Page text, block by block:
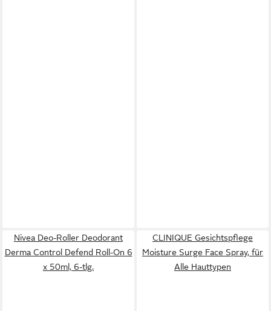
Nivea Deo-Roller Deodorant
Derma Control Defend Roll-On 6
x 50ml, 6-tlg.
CLINIQUE Gesichtspflege
Moisture Surge Face Spray, für
Alle Hauttypen